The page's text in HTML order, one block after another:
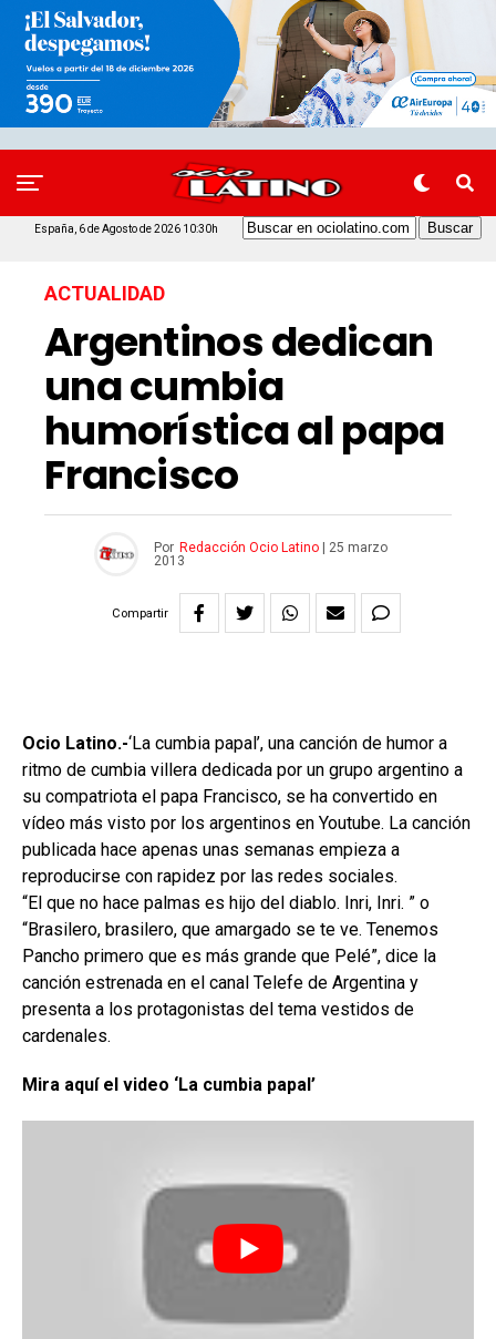
España, 6 de Agosto de 2026 10:30h
ACTUALIDAD
Argentinos dedican
una cumbia
humorística al papa
Francisco
Por Redacción Ocio Latino
25 marzo
2013
Compartir
Ocio Latino.-‘La cumbia papal’, una canción de humor a
ritmo de cumbia villera dedicada por un grupo argentino a
su compatriota el papa Francisco, se ha convertido en
vídeo más visto por los argentinos en Youtube. La canción
publicada hace apenas unas semanas empieza a
reproducirse con rapidez por las redes sociales.
“El que no hace palmas es hijo del diablo. Inri, Inri. ” o
“Brasilero, brasilero, que amargado se te ve. Tenemos
Pancho primero que es más grande que Pelé”, dice la
canción estrenada en el canal Telefe de Argentina y
presenta a los protagonistas del tema vestidos de
cardenales.
Mira aquí el video ‘La cumbia papal’